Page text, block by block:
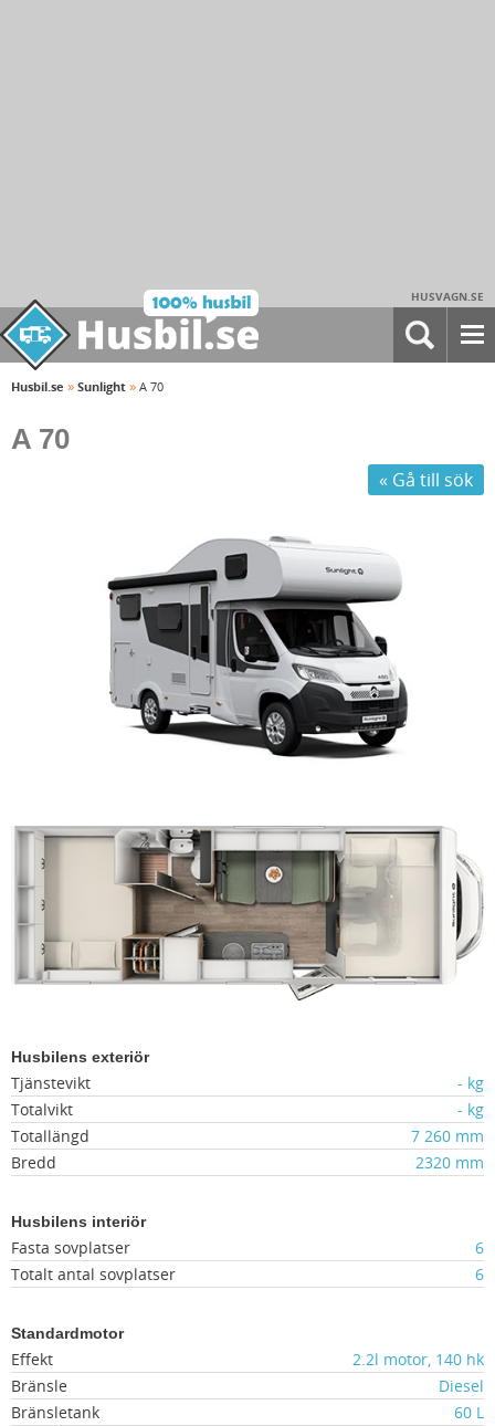
HUSVAGN.SE
Husbil.se » Sunlight » A 70
A 70
« Gå till sök
Husbilens exteriör
Tjänstevikt
- kg
Totalvikt
- kg
Totallängd
7 260 mm
Bredd
2320 mm
Husbilens interiör
Fasta sovplatser
6
Totalt antal sovplatser
6
Standardmotor
Effekt
2.2l motor, 140 hk
Bränsle
Diesel
Bränsletank
60 L